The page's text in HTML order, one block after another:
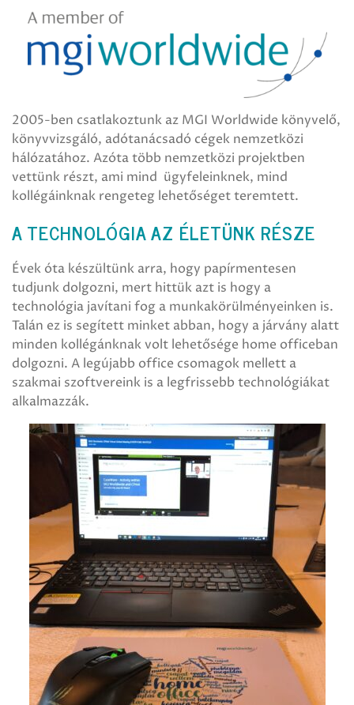
2005-ben csatlakoztunk az MGI Worldwide könyvelő,
könyvvizsgáló, adótanácsadó cégek nemzetközi
hálózatához. Azóta több nemzetközi projektben
vettünk részt, ami mind ügyfeleinknek, mind
kollégáinknak rengeteg lehetőséget teremtett.
A TECHNOLÓGIA AZ ÉLETÜNK RÉSZE
Évek óta készültünk arra, hogy papírmentesen
tudjunk dolgozni, mert hittük azt is hogy a
technológia javítani fog a munkakörülményeinken is.
Talán ez is segített minket abban, hogy a járvány alatt
minden kollégánknak volt lehetősége home officeban
dolgozni. A legújabb office csomagok mellett a
szakmai szoftvereink is a legfrissebb technológiákat
alkalmazzák.